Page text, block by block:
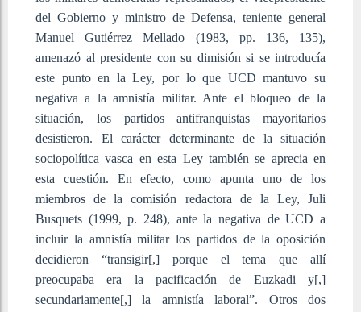
del Gobierno y ministro de Defensa, teniente general
Manuel Gutiérrez Mellado (1983, pp. 136, 135),
amenazó al presidente con su dimisión si se introducía
este punto en la Ley, por lo que UCD mantuvo su
negativa a la amnistía militar. Ante el bloqueo de la
situación, los partidos antifranquistas mayoritarios
desistieron. El carácter determinante de la situación
sociopolítica vasca en esta Ley también se aprecia en
esta cuestión. En efecto, como apunta uno de los
miembros de la comisión redactora de la Ley, Juli
Busquets (1999, p. 248), ante la negativa de UCD a
incluir la amnistía militar los partidos de la oposición
decidieron “transigir[,] porque el tema que allí
preocupaba era la pacificación de Euzkadi y[,]
secundariamente[,] la amnistía laboral”. Otros dos